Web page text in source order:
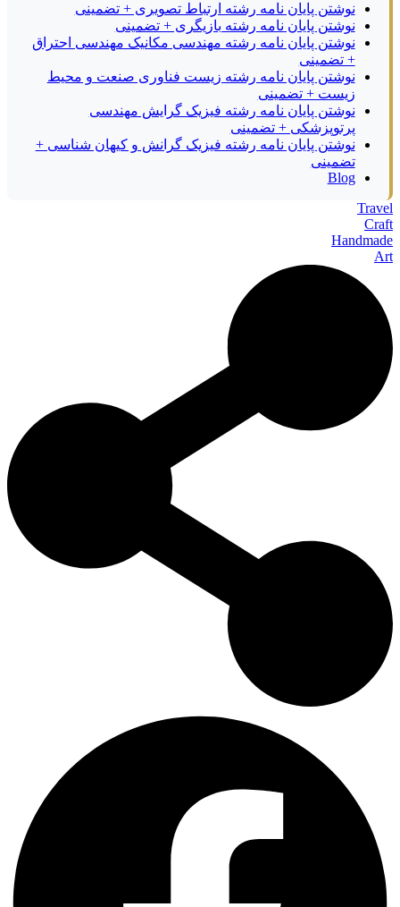
نوشتن پایان نامه رشته ارتباط تصویری + تضمینی
نوشتن پایان نامه رشته بازیگری + تضمینی
نوشتن پایان نامه رشته مهندسی مکانیک مهندسی احتراق
+ تضمینی
نوشتن پایان نامه رشته زیست فناوری صنعت و محیط
زیست + تضمینی
نوشتن پایان نامه رشته فیزیک گرایش مهندسی
پرتوپزشکی + تضمینی
نوشتن پایان نامه رشته فیزیک گرانش و کیهان شناسی +
تضمینی
Blog
Travel
Craft
Handmade
Art